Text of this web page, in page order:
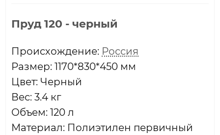
Пруд 120 - черный
Проиcхождение: Россия
Размер: 1170*830*450 мм
Цвет: Черный
Вес: 3.4 кг
Объем: 120 л
Материал: Полиэтилен первичный